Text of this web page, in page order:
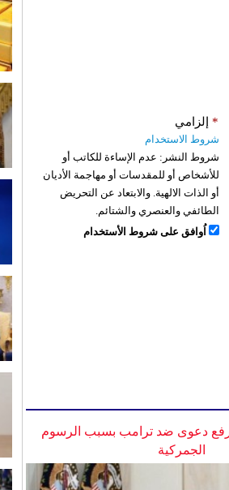
إلزامي *
شروط الاستخدام
شروط النشر: عدم الإساءة للكاتب أو
للأشخاص أو للمقدسات أو مهاجمة الأديان
أو الذات الالهية. والابتعاد عن التحريض
الطائفي والعنصري والشتائم.
اُوافق على شروط الأستخدام
ترفع دعوى ضد ترامب بسبب الرسوم
الجمركية